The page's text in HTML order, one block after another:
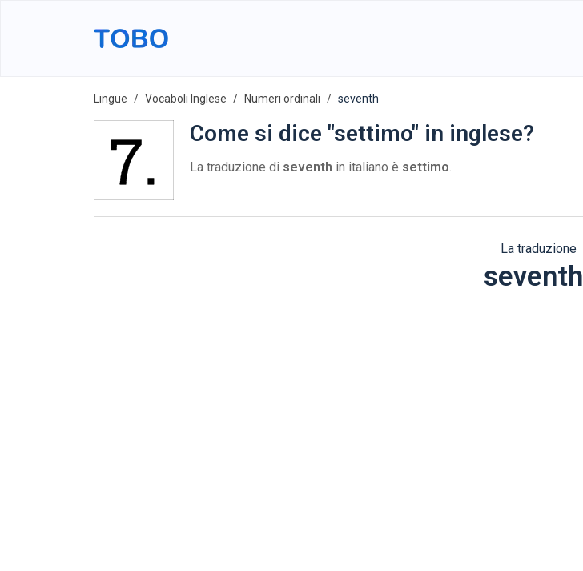
Lingue Vocaboli Inglese Numeri ordinali seventh
Come si dice "settimo" in inglese?
La traduzione di seventh in italiano è settimo.
La traduzione
seventh